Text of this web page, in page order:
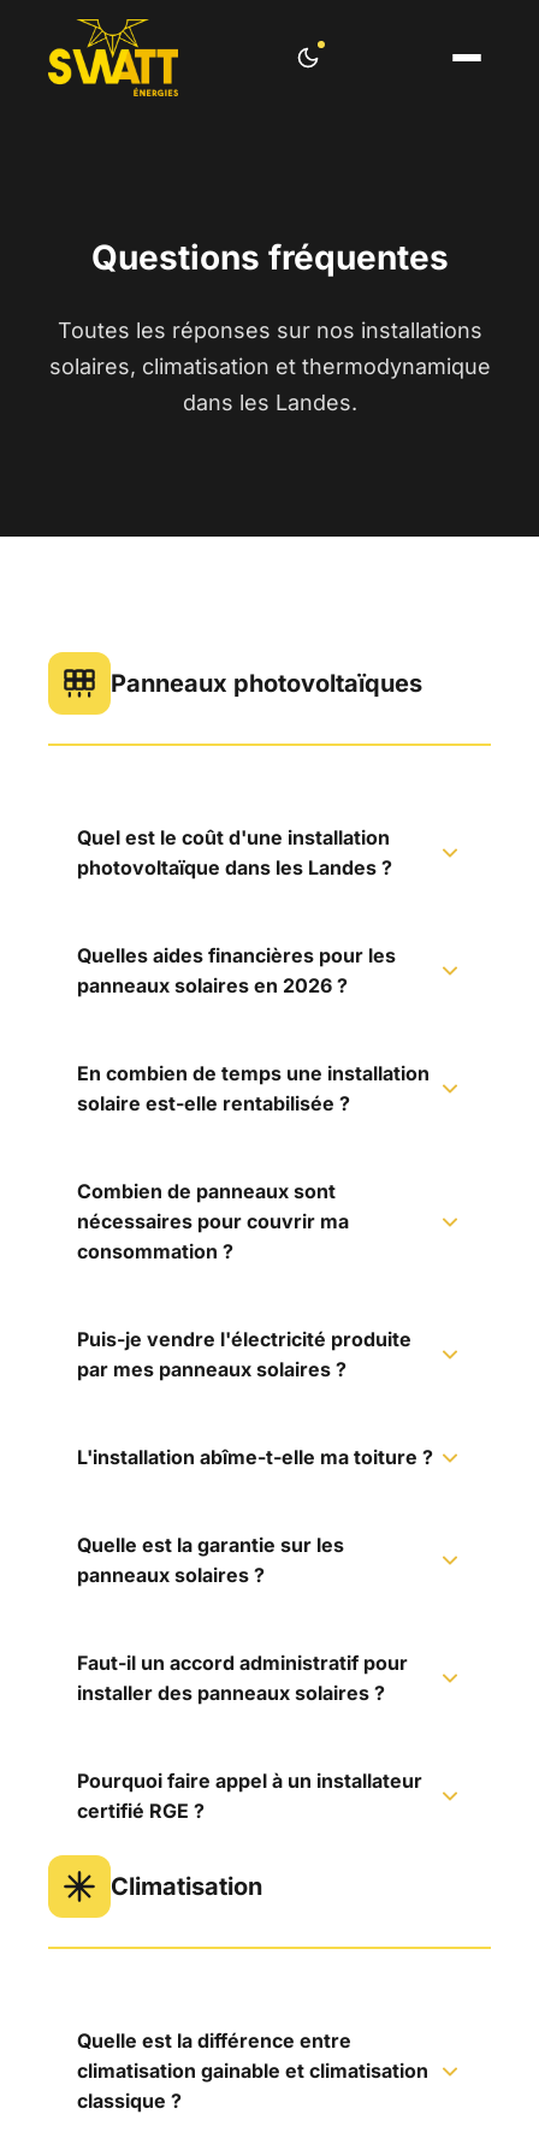
Questions fréquentes
Toutes les réponses sur nos installations
solaires, climatisation et thermodynamique
dans les Landes.
Panneaux photovoltaïques
Quel est le coût d'une installation
photovoltaïque dans les Landes ?
Quelles aides financières pour les
panneaux solaires en 2026 ?
En combien de temps une installation
solaire est-elle rentabilisée ?
Combien de panneaux sont
nécessaires pour couvrir ma
consommation ?
Puis-je vendre l'électricité produite
par mes panneaux solaires ?
L'installation abîme-t-elle ma toiture ?
Quelle est la garantie sur les
panneaux solaires ?
Faut-il un accord administratif pour
installer des panneaux solaires ?
Pourquoi faire appel à un installateur
certifié RGE ?
Climatisation
Quelle est la différence entre
climatisation gainable et climatisation
classique ?